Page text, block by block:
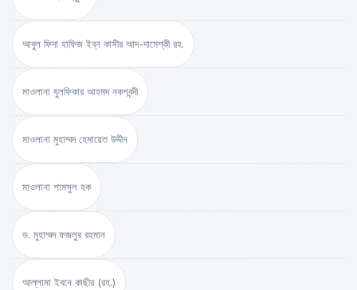
আবুল ফিদা হাফিজ ইব্‌ন কাসীর আদ-দামেশ্‌কী রহ.
মাওলানা যুলফিকার আহমদ নকশবন্দী
মাওলানা মুহাম্মদ হেমায়েত উদ্দীন
মাওলানা শামসুল হক
ড. মুহাম্মদ ফজলুর রহমান
আল্লামা ইবনে কাছীর (রহ.)